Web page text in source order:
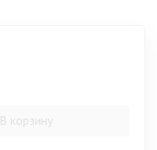
В корзину